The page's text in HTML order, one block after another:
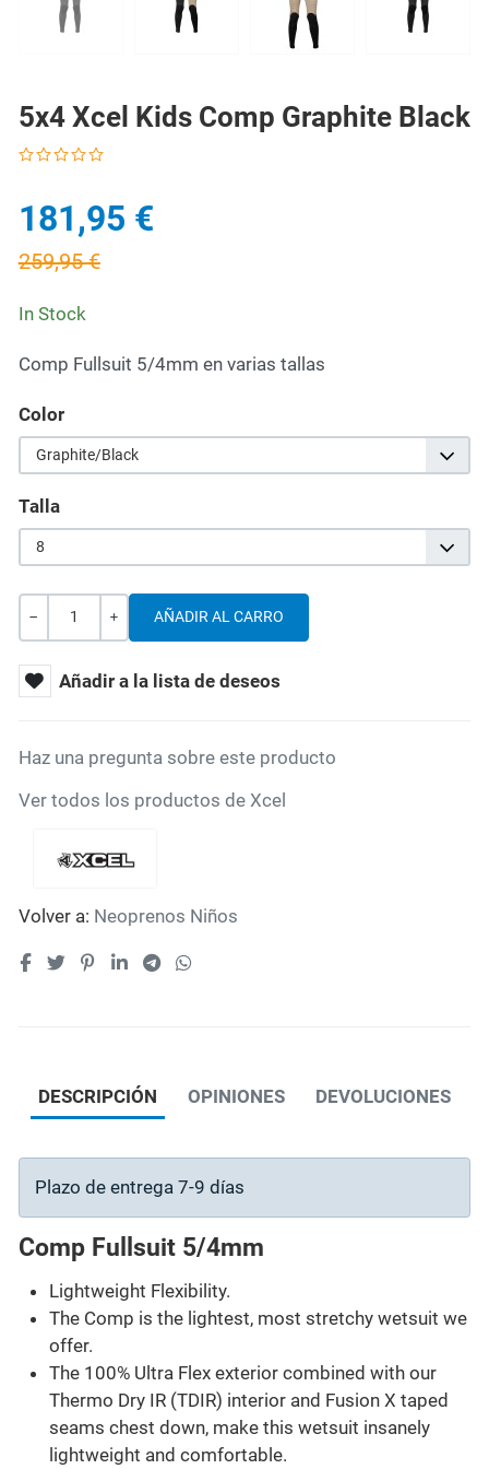
PREV
5x4 Xcel Kids Comp Graphite Black
181,95 €
259,95 €
In Stock
Comp Fullsuit 5/4mm en varias tallas
Color
Graphite/Black
Talla
8
Cantidad
Añadir a la lista de deseos
Haz una pregunta sobre este producto
Ver todos los productos de Xcel
Volver a: Neoprenos Niños
DESCRIPCIÓN OPINIONES DEVOLUCIONES
Plazo de entrega 7-9 días
Comp Fullsuit 5/4mm
Lightweight Flexibility.
The Comp is the lightest, most stretchy wetsuit we
offer.
The 100% Ultra Flex exterior combined with our
Thermo Dry IR (TDIR) interior and Fusion X taped
seams chest down, make this wetsuit insanely
lightweight and comfortable.